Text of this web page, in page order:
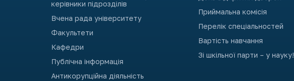
керівники підрозділів
Вчена рада університету
Факультети
Кафедри
Публічна інформація
Антикорупційна діяльність
Приймальна комісія
Перелік спеціальностей
Вартість навчання
Зі шкільної парти – у науку!